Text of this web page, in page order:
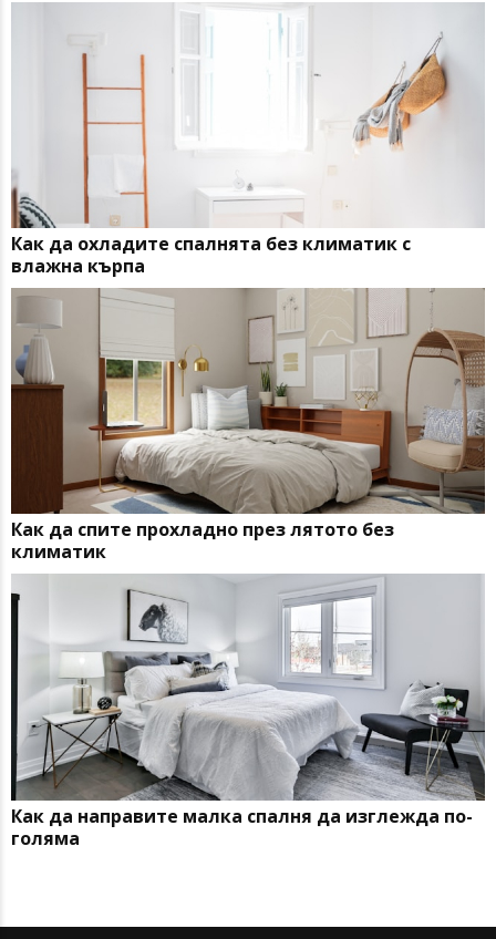
Как да охладите спалнята без климатик с
влажна кърпа
Как да спите прохладно през лятото без
климатик
Как да направите малка спалня да изглежда по-
голяма